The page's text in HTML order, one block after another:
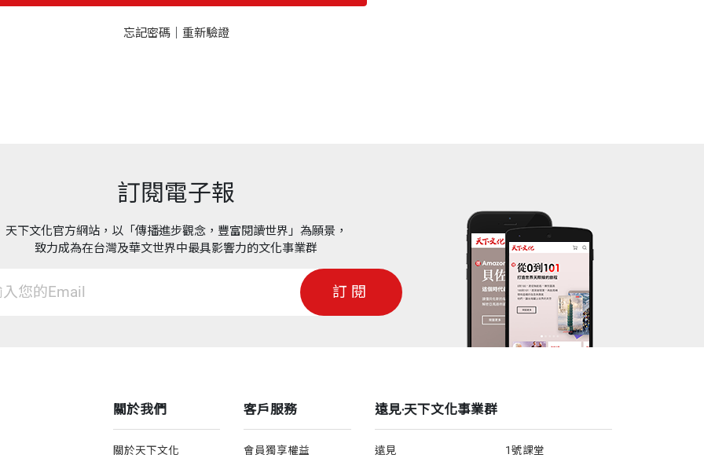
忘記密碼｜ 重新驗證
訂閱電子報
天下文化官方網站，以「傳播進步觀念，豐富閱讀世界」為願景，
致力成為在台灣及華文世界中最具影響力的文化事業群
訂閱
關於我們
關於天下文化
客戶服務
會員獨享權益
遠見‧天下文化事業群
遠見
1號課堂